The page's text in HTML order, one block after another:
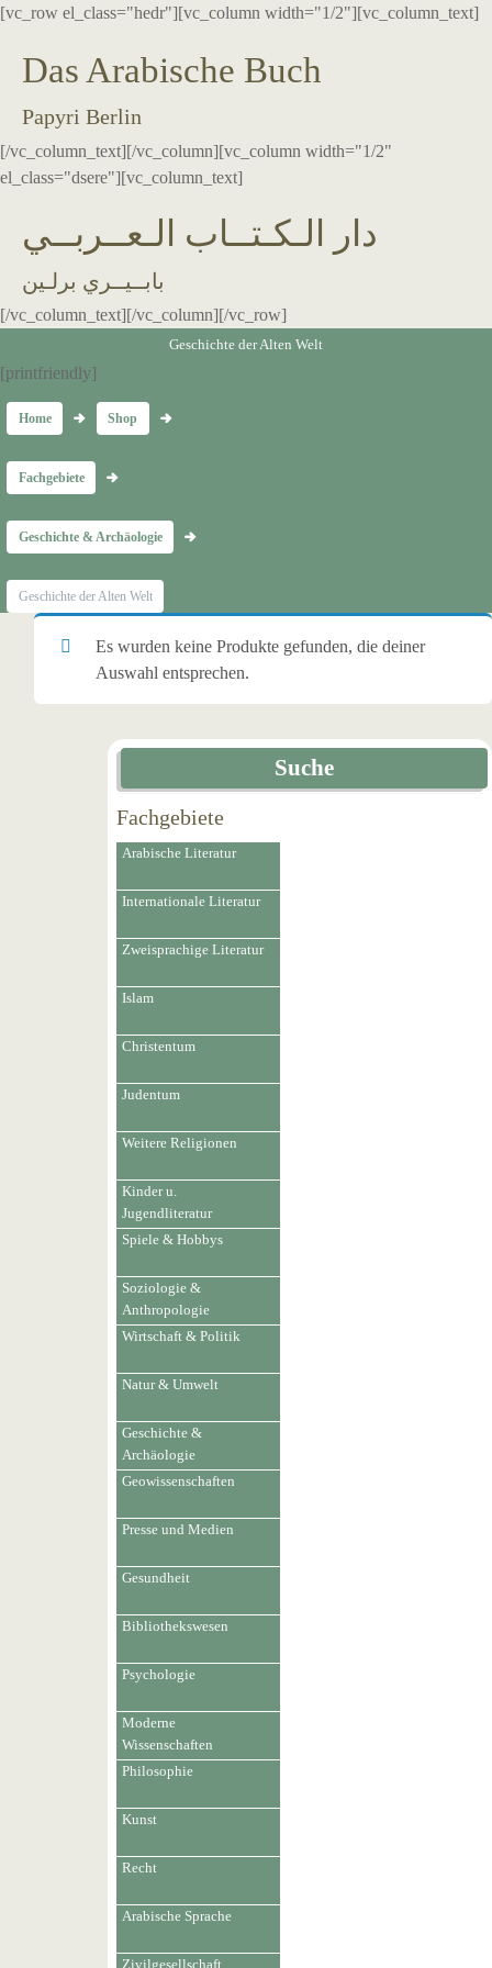
[vc_row el_class="hedr"][vc_column width="1/2"][vc_column_text]
Das Arabische Buch
Papyri Berlin
[/vc_column_text][/vc_column][vc_column width="1/2"
el_class="dsere"][vc_column_text]
دار الـكـتــاب الـعــربــي
بابــيــري برلـين
[/vc_column_text][/vc_column][/vc_row]
Geschichte der Alten Welt
[printfriendly]
Home Shop
Fachgebiete
Geschichte & Archäologie
Geschichte der Alten Welt
Es wurden keine Produkte gefunden, die deiner
Auswahl entsprechen.
Suche
Fachgebiete
Arabische Literatur
Internationale Literatur
Zweisprachige Literatur
Islam
Christentum
Judentum
Weitere Religionen
Kinder u.
Jugendliteratur
Spiele & Hobbys
Soziologie &
Anthropologie
Wirtschaft & Politik
Natur & Umwelt
Geschichte &
Archäologie
Geowissenschaften
Presse und Medien
Gesundheit
Bibliothekswesen
Psychologie
Moderne
Wissenschaften
Philosophie
Kunst
Recht
Arabische Sprache
Zivilgesellschaft